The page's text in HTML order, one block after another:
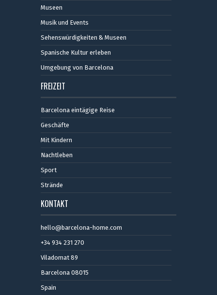
Museen
Musik und Events
Sehenswürdigkeiten & Museen
Spanische Kultur erleben
Umgebung von Barcelona
FREIZEIT
Barcelona eintägige Reise
Geschäfte
Mit Kindern
Nachtleben
Sport
Strände
KONTAKT
hello@barcelona-home.com
+34 934 231 270
Viladomat 89
Barcelona 08015
Spain